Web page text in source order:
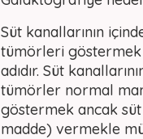
Süt kanallarının
tümörleri göstermek
adıdır. Süt
tümörler normal
göstermek ancak süt
madde) vermekle